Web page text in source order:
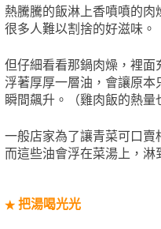
熱騰騰的飯淋上香噴噴的
很多人難以割捨的好滋味。
但仔細看看那鍋肉燥，裡
浮著厚厚一層油，會讓原
瞬間飆升。（雞肉飯的熱量
一般店家為了讓青菜可口賣
而這些油會浮在菜湯上，淋
★ 把湯喝光光